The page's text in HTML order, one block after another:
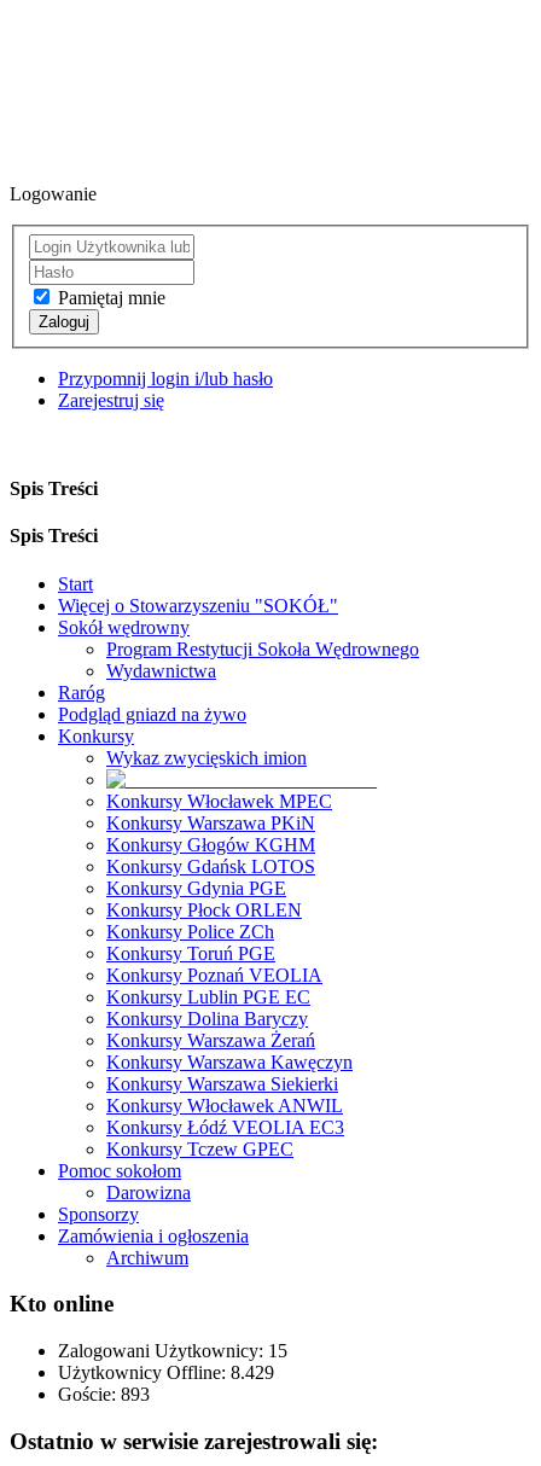
Logowanie
Pamiętaj mnie
Zaloguj
Przypomnij login i/lub hasło
Zarejestruj się
Spis Treści
Spis Treści
Start
Więcej o Stowarzyszeniu "SOKÓŁ"
Sokół wędrowny
Program Restytucji Sokoła Wędrownego
Wydawnictwa
Raróg
Podgląd gniazd na żywo
Konkursy
Wykaz zwycięskich imion
Konkursy Włocławek MPEC
Konkursy Warszawa PKiN
Konkursy Głogów KGHM
Konkursy Gdańsk LOTOS
Konkursy Gdynia PGE
Konkursy Płock ORLEN
Konkursy Police ZCh
Konkursy Toruń PGE
Konkursy Poznań VEOLIA
Konkursy Lublin PGE EC
Konkursy Dolina Baryczy
Konkursy Warszawa Żerań
Konkursy Warszawa Kawęczyn
Konkursy Warszawa Siekierki
Konkursy Włocławek ANWIL
Konkursy Łódź VEOLIA EC3
Konkursy Tczew GPEC
Pomoc sokołom
Darowizna
Sponsorzy
Zamówienia i ogłoszenia
Archiwum
Kto online
Zalogowani Użytkownicy: 15
Użytkownicy Offline: 8.429
Goście: 893
Ostatnio w serwisie zarejestrowali się: